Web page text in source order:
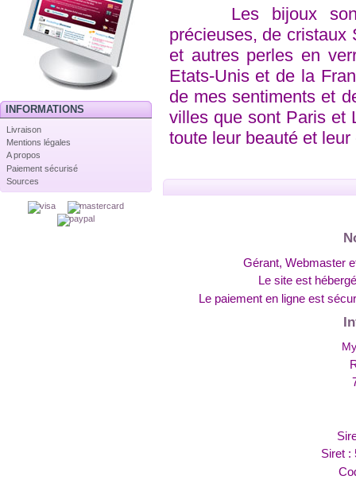
INFORMATIONS
Livraison
Mentions légales
A propos
Paiement sécurisé
Sources
Les bijoux sont
précieuses, de cristaux
et autres perles en
Etats-Unis et de la
de mes sentiments et
villes que sont Paris et
toute leur beauté et leur
Gérant, Webmaster
Le site est
Le paiement en ligne est
Siret :